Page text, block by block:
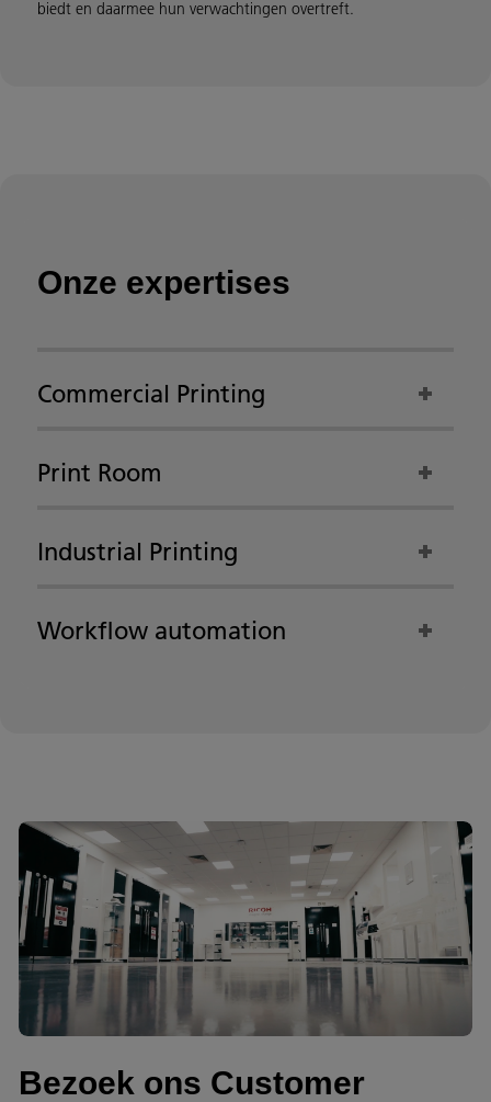
biedt en daarmee hun verwachtingen overtreft.
Onze expertises
Commercial Printing
Print Room
Industrial Printing
Workflow automation
Bezoek ons Customer